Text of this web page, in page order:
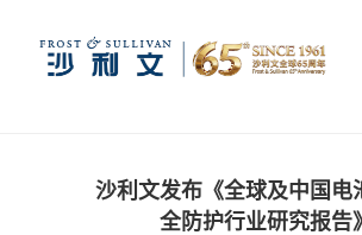
沙利文发布《全球及中国电
全防护行业研究报告》